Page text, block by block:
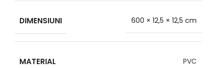
DIMENSIUNI 600 × 12,5 × 12,5 cm
MATERIAL PVC